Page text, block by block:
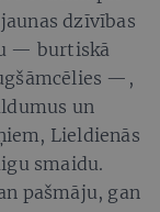
dzīvības
— burtiskā
—,
un
Lieldienās
smaidu.
pašmāju, gan